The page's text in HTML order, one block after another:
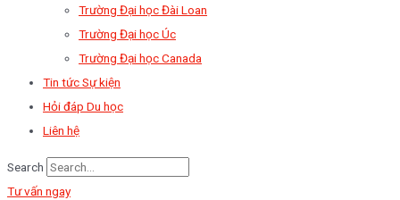
Trường Đại học Đài Loan
Trường Đại học Úc
Trường Đại học Canada
Tin tức Sự kiện
Hỏi đáp Du học
Liên hệ
Search
Tư vấn ngay